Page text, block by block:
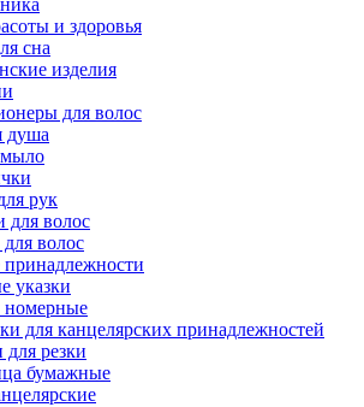
и здоровья
сна
изделия
для волос
душа
рук
для волос
волос
указки
для канцелярских принадлежностей
резки
бумажные